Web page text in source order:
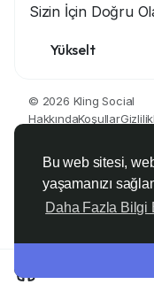
Bu web sitesi,
yaşamanızı
Daha Fazla Bilgi
Sizin İçin Doğru
Yükselt
© 2026 Kling Social
HakkındaKoşullarGizlilik